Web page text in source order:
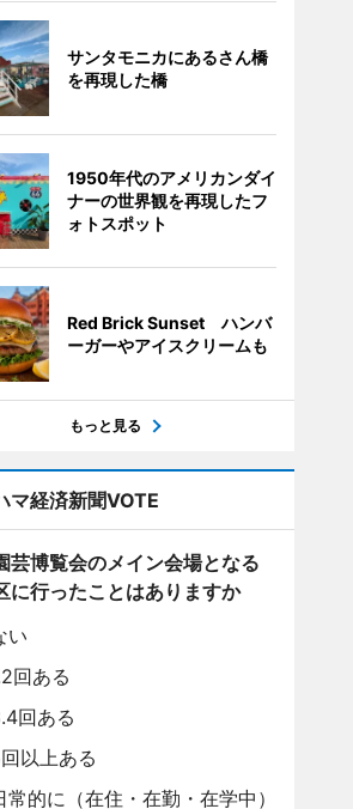
サンタモニカにあるさん橋
を再現した橋
1950年代のアメリカンダイ
ナーの世界観を再現したフ
ォトスポット
Red Brick Sunset ハンバ
ーガーやアイスクリームも
もっと見る
マ経済新聞VOTE
芸博覧会のメイン会場となる
に行ったことはありますか
い
回ある
回ある
以上ある
常的に（在住・在勤・在学中）